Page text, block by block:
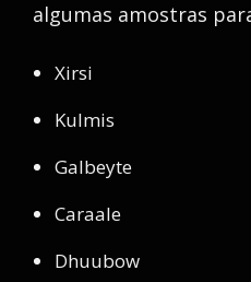
algumas amostras
Xirsi
Kulmis
Galbeyte
Caraale
Dhuubow